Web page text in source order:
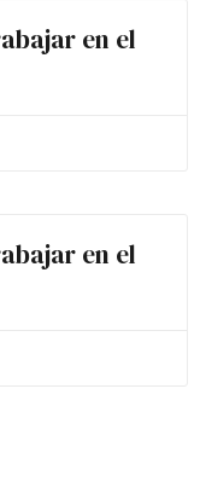
en el
en el